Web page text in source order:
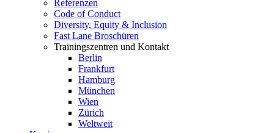
Referenzen
Code of Conduct
Diversity, Equity & Inclusion
Fast Lane Broschüren
Trainingszentren und Kontakt
Berlin
Frankfurt
Hamburg
München
Wien
Zürich
Weltweit